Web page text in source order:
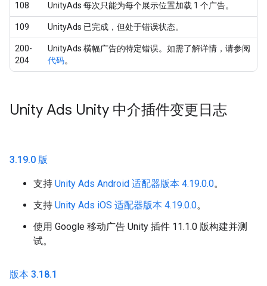
108 UnityAds 每次只能为每个展示位置加载 1 个广告。
109 UnityAds 已完成，但处于错误状态。
200-
204
UnityAds 横幅广告的特定错误。如需了解详情，请参阅
代码。
Unity Ads Unity 中介插件变更日志
3.19.0 版
支持 Unity Ads Android 适配器版本 4.19.0.0。
支持 Unity Ads iOS 适配器版本 4.19.0.0。
使用 Google 移动广告 Unity 插件 11.1.0 版构建并测
试。
版本 3.18.1